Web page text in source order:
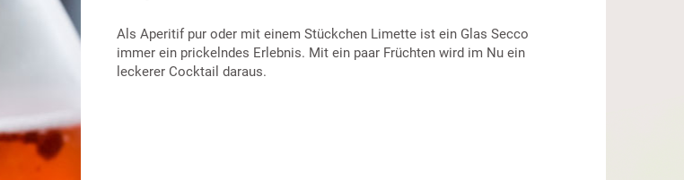
Als Aperitif pur oder mit einem Stückchen Limette ist ein Glas Secco
immer ein prickelndes Erlebnis. Mit ein paar Früchten wird im Nu ein
leckerer Cocktail daraus.